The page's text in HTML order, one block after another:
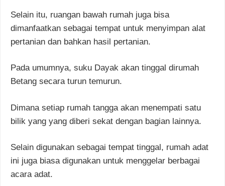
Selain itu, ruangan bawah rumah juga bisa
dimanfaatkan sebagai tempat untuk menyimpan alat
pertanian dan bahkan hasil pertanian.
Pada umumnya, suku Dayak akan tinggal dirumah
Betang secara turun temurun.
Dimana setiap rumah tangga akan menempati satu
bilik yang yang diberi sekat dengan bagian lainnya.
Selain digunakan sebagai tempat tinggal, rumah adat
ini juga biasa digunakan untuk menggelar berbagai
acara adat.